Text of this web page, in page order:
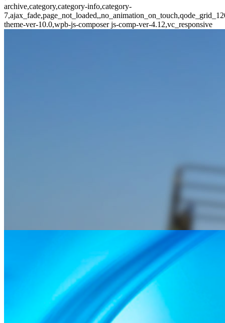
archive,category,category-info,category-
theme-ver-10.0,wpb-js-composer js-comp-ver-4.12,vc_responsive